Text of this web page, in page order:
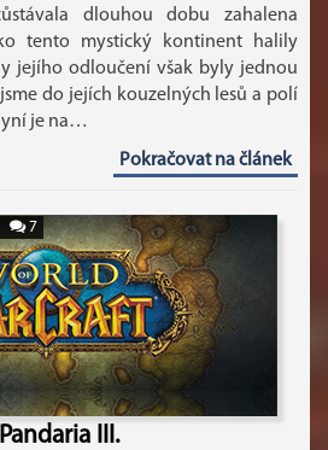
dlouhou dobu zahalena
tento mystický kontinent halily
jejího odloučení však byly jednou
do jejích kouzelných lesů a polí
je na…
Pokračovat na článek
7
III.